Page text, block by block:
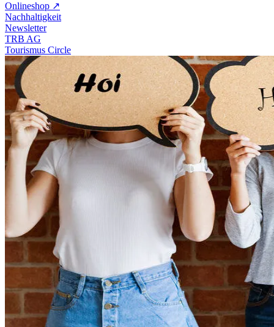
Onlineshop ↗
Nachhaltigkeit
Newsletter
TRB AG
Tourismus Circle